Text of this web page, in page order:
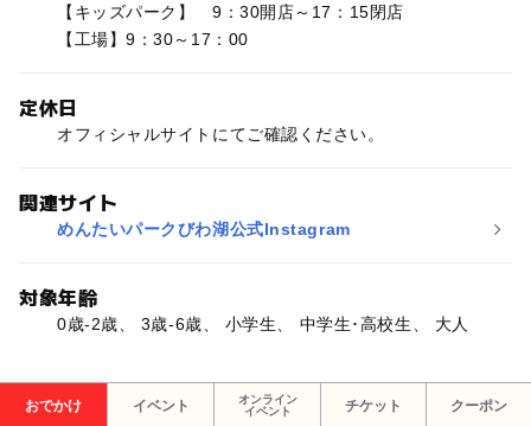
【キッズパーク】 9：30開店～17：15閉店
【工場】9：30～17：00
定休日
オフィシャルサイトにてご確認ください。
関連サイト
めんたいパークびわ湖公式Instagram
対象年齢
0歳-2歳、 3歳-6歳、 小学生、 中学生･高校生、 大人
おでかけ イベント
オンライン
イベント
チケット クーポン